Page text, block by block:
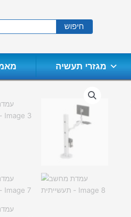
חיפוש
מגזרי תעשיה